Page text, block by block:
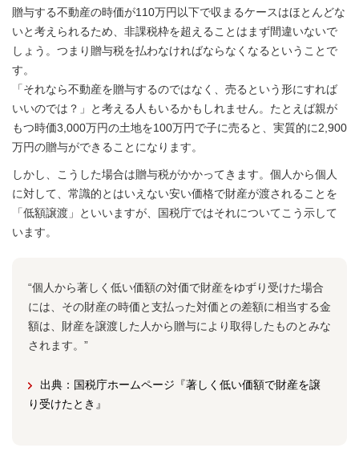
贈与する不動産の時価が110万円以下で収まるケースはほとんどな
いと考えられるため、非課税枠を超えることはまず間違いないで
しょう。つまり贈与税を払わなければならなくなるということで
す。
「それなら不動産を贈与するのではなく、売るという形にすれば
いいのでは？」と考える人もいるかもしれません。たとえば親が
もつ時価3,000万円の土地を100万円で子に売ると、実質的に2,900
万円の贈与ができることになります。
しかし、こうした場合は贈与税がかかってきます。個人から個人
に対して、常識的とはいえない安い価格で財産が渡されることを
「低額譲渡」といいますが、国税庁ではそれについてこう示して
います。
“個人から著しく低い価額の対価で財産をゆずり受けた場合
には、その財産の時価と支払った対価との差額に相当する金
額は、財産を譲渡した人から贈与により取得したものとみな
されます。”
出典：国税庁ホームページ『著しく低い価額で財産を譲
り受けたとき』